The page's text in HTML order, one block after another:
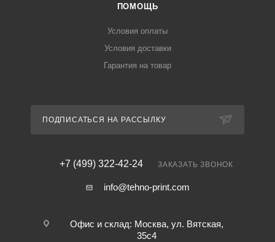
ПОМОЩЬ
Условия оплаты
Условия доставки
Гарантия на товар
ПОДПИСАТЬСЯ НА РАССЫЛКУ
+7 (499) 322-42-24 ЗАКАЗАТЬ ЗВОНОК
info@tehno-print.com
Офис и склад: Москва, ул. Вятская,
35с4